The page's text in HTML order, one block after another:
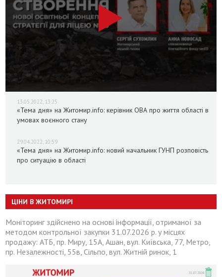
13.05.2022, 13:25
«Тема дня» на Житомир.info: керівник ОВА про життя області в
умовах воєнного стану
29.04.2022, 10:59
«Тема дня» на Житомир.info: новий начальник ГУНП розповість
про ситуацію в області
ЦІНИ В ЖИТОМИРІ
Моніторинг здійснено на основі інформації, отриманої за
методом контрольної закупки 31.07.2026 р. у місцях
продажу: АТБ, пр. Миру, 15А, Ашан, вул. Київська, 77, Метро,
пр. Незалежності, 55в, Сільпо, вул. Житній ринок, 1